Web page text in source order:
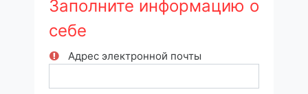
Заполните информацию о
себе
Адрес электронной почты